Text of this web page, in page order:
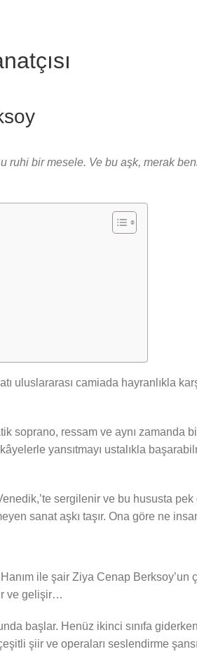
ruhi bir mesele. Ve bu aşk, merak
uluslararası camiada hayranlıkla
soprano, ressam ve aynı zamanda
yansıtmayı ustalıkla
sergilenir ve bu hususta pek
sanat aşkı taşır. Ona göre ne
ile şair Ziya Cenap
ve gelişir…
başlar. Henüz ikinci sınıfa
şiir ve operaları seslendirme